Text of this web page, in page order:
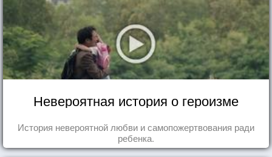
Невероятная история о героизме
История невероятной любви и самопожертвования ради
ребенка.